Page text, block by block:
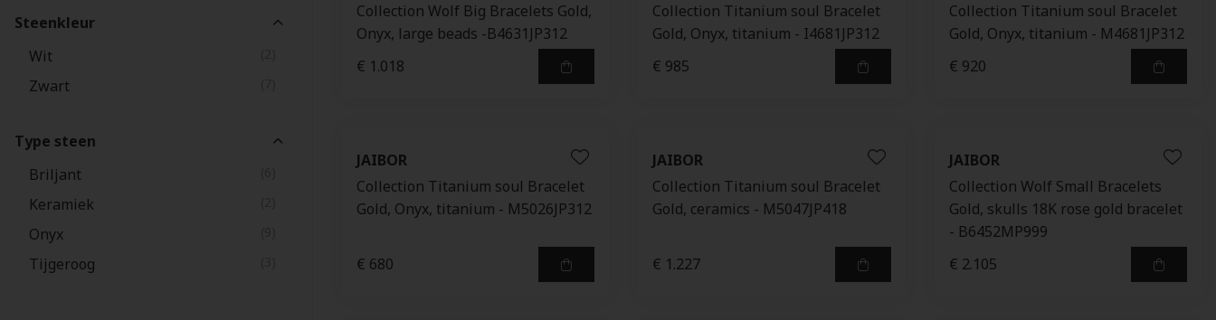
Steenkleur
Wit
Zwart
Type steen
Briljant
Keramiek
Onyx
Tijgeroog
Collection Wolf Big Bracelets Gold,
Onyx, large beads -B4631JP312
€ 1.018
Collection Titanium soul Bracelet
Gold, Onyx, titanium - I4681JP312
€ 985
Collection Titanium soul Bracelet
Gold, Onyx, titanium - M4681JP312
€ 920
JAIBOR
Collection Titanium soul Bracelet
Gold, Onyx, titanium - M5026JP312
€ 680
JAIBOR
Collection Titanium soul Bracelet
Gold, ceramics - M5047JP418
€ 1.227
JAIBOR
Collection Wolf Small Bracelets
Gold, skulls 18K rose gold bracelet
- B6452MP999
€ 2.105